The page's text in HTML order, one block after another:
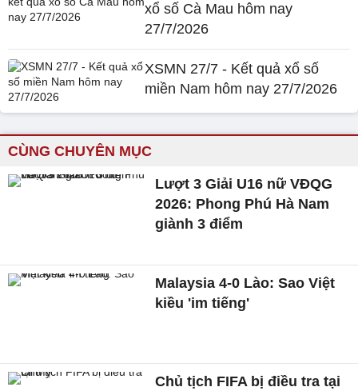
xổ số Cà Mau hôm nay
27/7/2026
XSMN 27/7 - Kết quả xổ số
miền Nam hôm nay 27/7/2026
CÙNG CHUYÊN MỤC
Lượt 3 Giải U16 nữ VĐQG
2026: Phong Phú Hà Nam
giành 3 điểm
Malaysia 4-0 Lào: Sao Việt
kiều 'im tiếng'
Chủ tịch FIFA bị điều tra tại